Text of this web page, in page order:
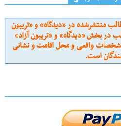
منتشرشده در «دیدگاه» و «تریبون
در بخش «دیدگاه» و «تریبون آزاد»
واقعی و محل اقامت و نشانی
است.